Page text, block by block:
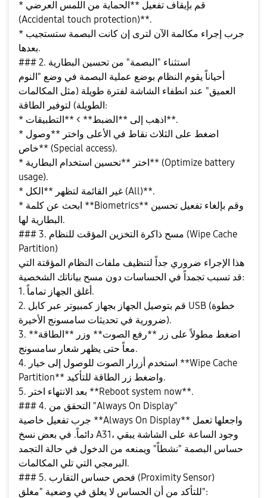
* قم بإيقاف تفعيل **الحماية من اللمس العرضي
(Accidental touch protection)**.
* جرب إجراء مكالمة الآن لترى إن كانت البصمة ستستجيب
بعدها.
### 2. استثناء "البصمة" من تحسين البطارية
أحياناً يقوم النظام بوضع عملية البصمة في وضع "النوم
العميق" عند انطفاء الشاشة لفترة طويلة (مثل المكالمات
الطويلة) لتوفير الطاقة:
* اذهب إلى **الضبط** > **التطبيقات**.
* اضغط على الثلاث نقاط في الأعلى واختر **وصول
خاص** (Special access).
* اختر **تحسين استخدام البطارية** (Optimize battery
usage).
* غير القائمة لتظهر **الكل (All)**.
* ابحث عن كلمة **Biometrics** وقم بإلغاء تفعيل تحسين
البطارية لها.
### 3. مسح ذاكرة التخزين المؤقت للنظام (Wipe Cache
Partition)
هذا الإجراء ضروري جداً لتنظيف ملفات النظام المؤقتة التي
قد تسبب تجمداً في الحساسات دون مسح بياناتك الشخصية:
1. أغلق الجهاز تماماً.
2. قم بتوصيل الجهاز بجهاز كمبيوتر عبر كابل USB (خطوة
ضرورية في تحديثات سامسونج الأخيرة).
3. اضغط مطولاً على زر **رفع الصوت** وزر **الطاقة**
معاً حتى يظهر شعار سامسونج.
4. استخدم أزرار الصوت للوصول إلى خيار **Wipe Cache
Partition** واضغط زر الطاقة للتأكيد.
5. بعد الانتهاء اختر **Reboot system now**.
### 4. التحقق من "Always On Display"
جرب تفعيل خاصية **Always On Display** واجعلها تعمل
دائماً. في بعض نسخ A31، وجود الساعة على الشاشة يبقي
حساس البصمة "نشطاً" ويمنعه من الدخول في حالة التجمد
البرمجي التي تلي المكالمات.
### 5. فحص حساس التقارب (Proximity Sensor)
للتأكد من أن الحساس لا يعلق في وضعية "مغلق":